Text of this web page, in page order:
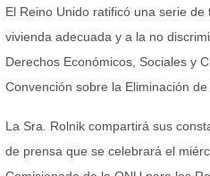
El Reino Unido ratificó una serie
vivienda adecuada y a la no
Derechos Económicos, Sociales y
Convención sobre la Eliminación
La Sra. Rolnik compartirá sus
de prensa que se celebrará el